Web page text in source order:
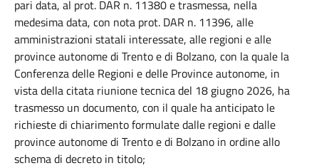
pari data, al prot. DAR n. 11380 e trasmessa, nella
medesima data, con nota prot. DAR n. 11396, alle
amministrazioni statali interessate, alle regioni e alle
province autonome di Trento e di Bolzano, con la quale la
Conferenza delle Regioni e delle Province autonome, in
vista della citata riunione tecnica del 18 giugno 2026, ha
trasmesso un documento, con il quale ha anticipato le
richieste di chiarimento formulate dalle regioni e dalle
province autonome di Trento e di Bolzano in ordine allo
schema di decreto in titolo;